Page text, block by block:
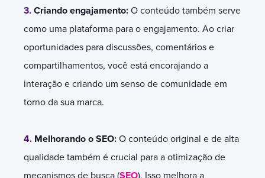
3. Criando engajamento: O conteúdo também serve
como uma plataforma para o engajamento. Ao criar
oportunidades para discussões, comentários e
compartilhamentos, você está encorajando a
interação e criando um senso de comunidade em
torno da sua marca.
4. Melhorando o SEO: O conteúdo original e de alta
qualidade também é crucial para a otimização de
mecanismos de busca (SEO). Isso melhora a